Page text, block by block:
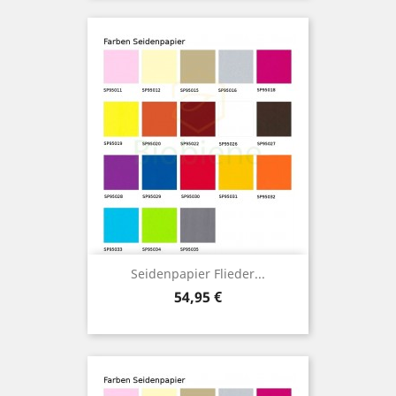
Seidenpapier Flieder...
Preis
54,95 €